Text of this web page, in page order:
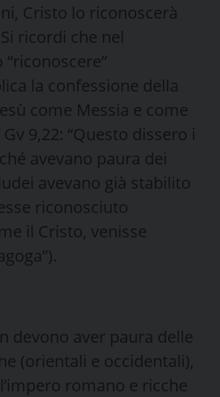
Cristo lo riconoscerà
ricordi che nel
la confessione della
come Messia e come
9,22: “Questo dissero i
avevano paura dei
avevano già stabilito
riconosciuto
il Cristo, venisse
devono aver paura delle
(orientali e occidentali),
romano e ricche